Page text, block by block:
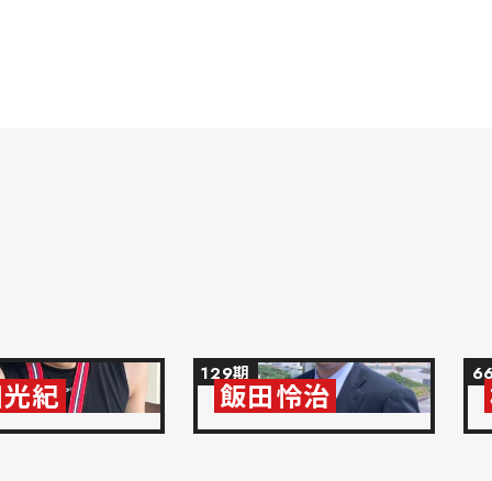
紀
129期
飯田怜治